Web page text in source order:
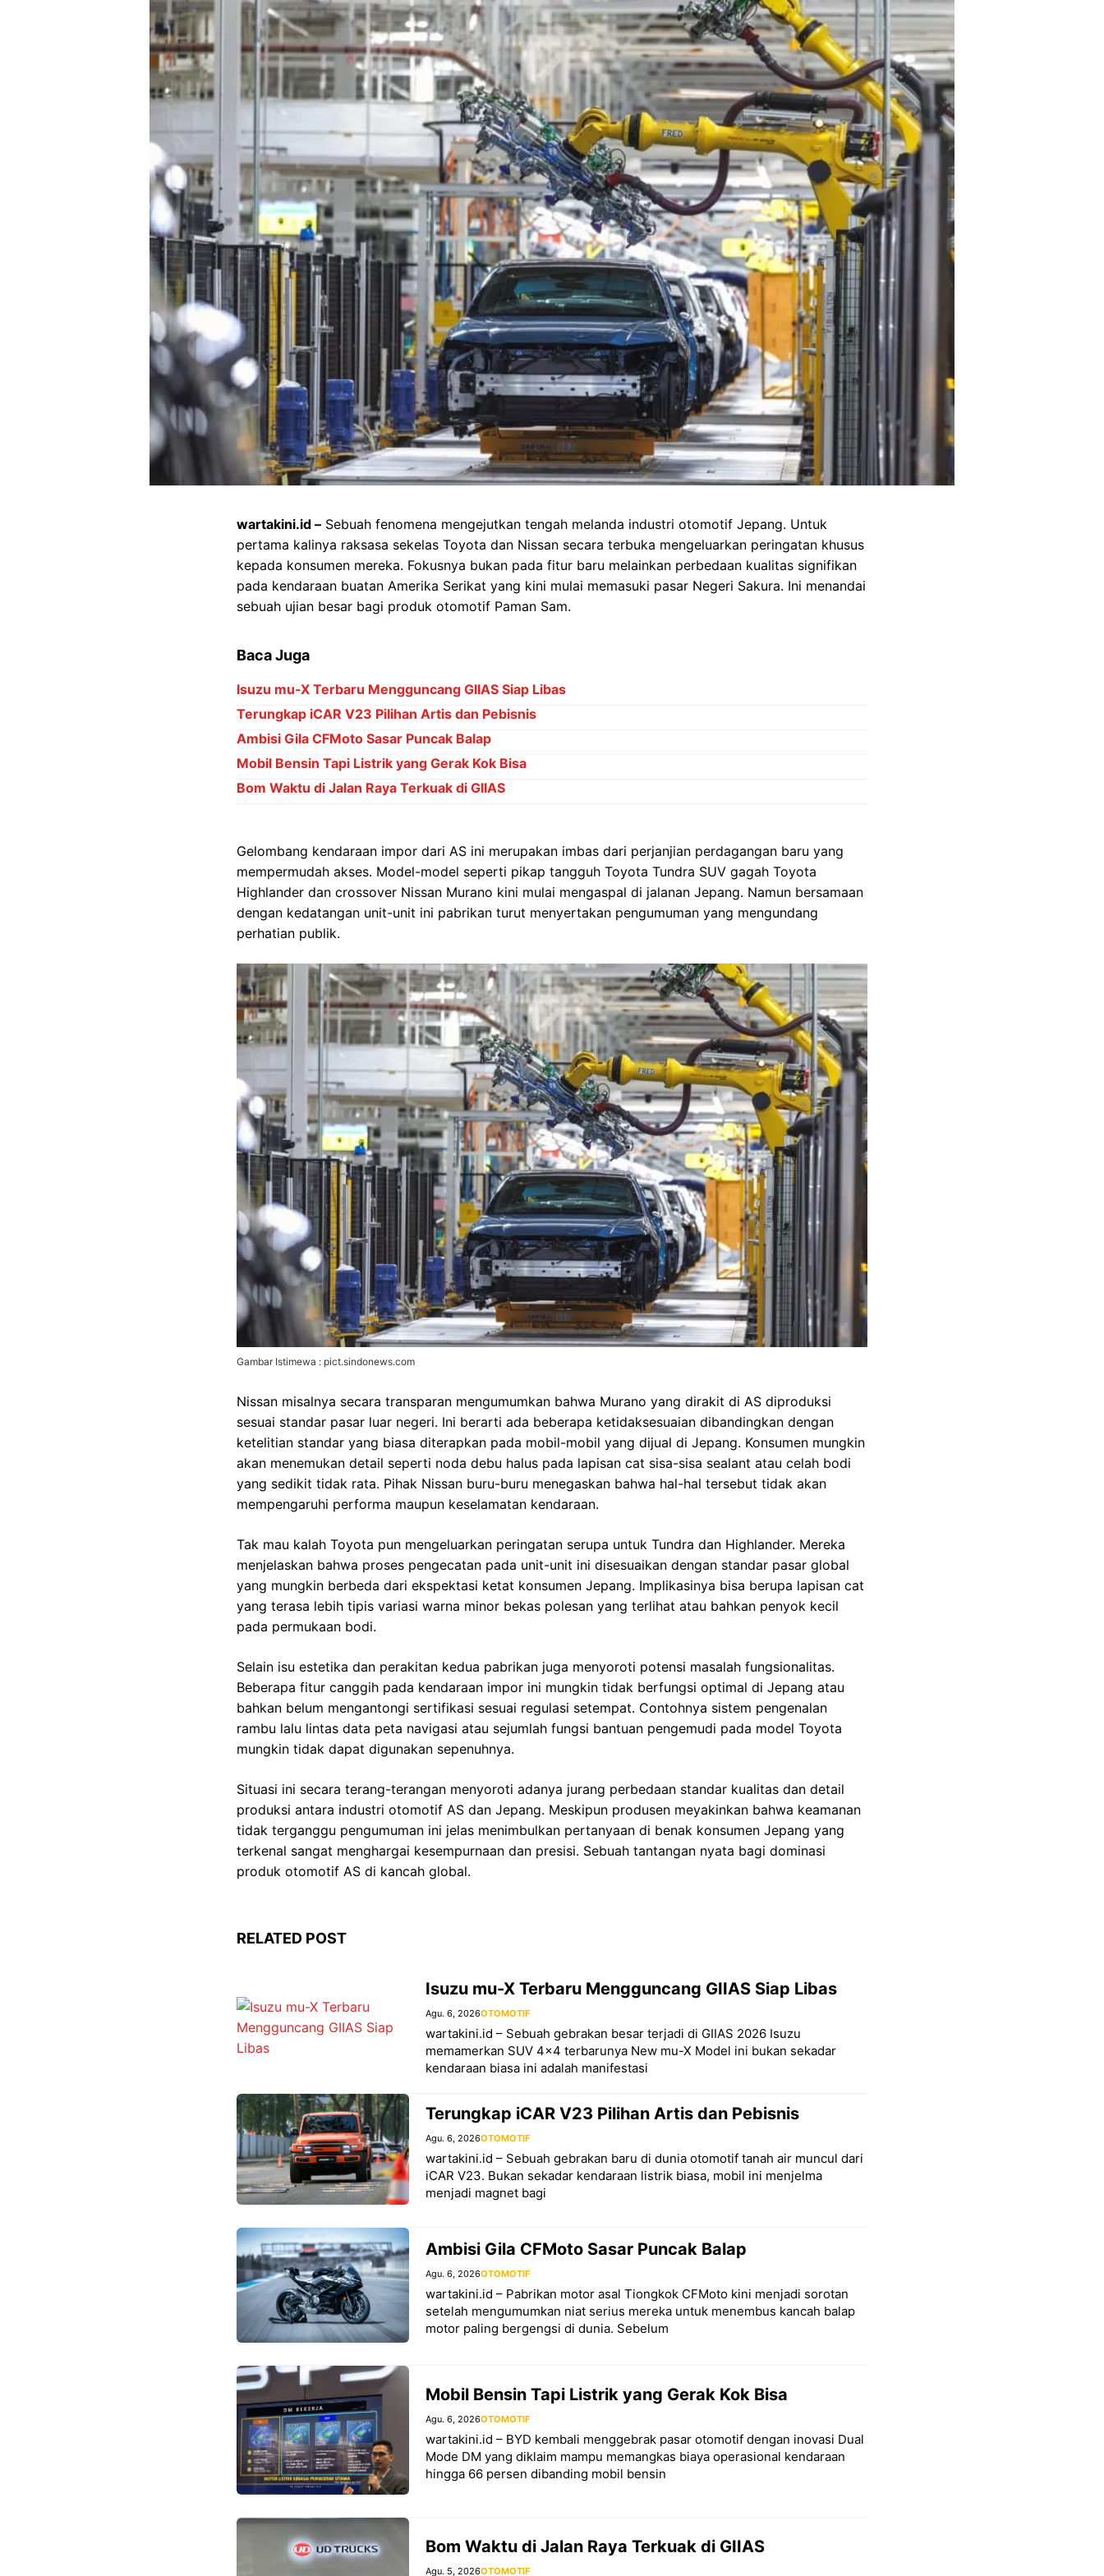
wartakini.id – Sebuah fenomena mengejutkan tengah melanda industri otomotif Jepang. Untuk
pertama kalinya raksasa sekelas Toyota dan Nissan secara terbuka mengeluarkan peringatan khusus
kepada konsumen mereka. Fokusnya bukan pada fitur baru melainkan perbedaan kualitas signifikan
pada kendaraan buatan Amerika Serikat yang kini mulai memasuki pasar Negeri Sakura. Ini menandai
sebuah ujian besar bagi produk otomotif Paman Sam.
Baca Juga
Isuzu mu-X Terbaru Mengguncang GIIAS Siap Libas
Terungkap iCAR V23 Pilihan Artis dan Pebisnis
Ambisi Gila CFMoto Sasar Puncak Balap
Mobil Bensin Tapi Listrik yang Gerak Kok Bisa
Bom Waktu di Jalan Raya Terkuak di GIIAS
Gelombang kendaraan impor dari AS ini merupakan imbas dari perjanjian perdagangan baru yang
mempermudah akses. Model-model seperti pikap tangguh Toyota Tundra SUV gagah Toyota
Highlander dan crossover Nissan Murano kini mulai mengaspal di jalanan Jepang. Namun bersamaan
dengan kedatangan unit-unit ini pabrikan turut menyertakan pengumuman yang mengundang
perhatian publik.
Gambar Istimewa : pict.sindonews.com
Nissan misalnya secara transparan mengumumkan bahwa Murano yang dirakit di AS diproduksi
sesuai standar pasar luar negeri. Ini berarti ada beberapa ketidaksesuaian dibandingkan dengan
ketelitian standar yang biasa diterapkan pada mobil-mobil yang dijual di Jepang. Konsumen mungkin
akan menemukan detail seperti noda debu halus pada lapisan cat sisa-sisa sealant atau celah bodi
yang sedikit tidak rata. Pihak Nissan buru-buru menegaskan bahwa hal-hal tersebut tidak akan
mempengaruhi performa maupun keselamatan kendaraan.
Tak mau kalah Toyota pun mengeluarkan peringatan serupa untuk Tundra dan Highlander. Mereka
menjelaskan bahwa proses pengecatan pada unit-unit ini disesuaikan dengan standar pasar global
yang mungkin berbeda dari ekspektasi ketat konsumen Jepang. Implikasinya bisa berupa lapisan cat
yang terasa lebih tipis variasi warna minor bekas polesan yang terlihat atau bahkan penyok kecil
pada permukaan bodi.
Selain isu estetika dan perakitan kedua pabrikan juga menyoroti potensi masalah fungsionalitas.
Beberapa fitur canggih pada kendaraan impor ini mungkin tidak berfungsi optimal di Jepang atau
bahkan belum mengantongi sertifikasi sesuai regulasi setempat. Contohnya sistem pengenalan
rambu lalu lintas data peta navigasi atau sejumlah fungsi bantuan pengemudi pada model Toyota
mungkin tidak dapat digunakan sepenuhnya.
Situasi ini secara terang-terangan menyoroti adanya jurang perbedaan standar kualitas dan detail
produksi antara industri otomotif AS dan Jepang. Meskipun produsen meyakinkan bahwa keamanan
tidak terganggu pengumuman ini jelas menimbulkan pertanyaan di benak konsumen Jepang yang
terkenal sangat menghargai kesempurnaan dan presisi. Sebuah tantangan nyata bagi dominasi
produk otomotif AS di kancah global.
RELATED POST
Isuzu mu-X Terbaru Mengguncang GIIAS Siap Libas
Agu. 6, 2026OTOMOTIF
wartakini.id – Sebuah gebrakan besar terjadi di GIIAS 2026 Isuzu
memamerkan SUV 4×4 terbarunya New mu-X Model ini bukan sekadar
kendaraan biasa ini adalah manifestasi
Terungkap iCAR V23 Pilihan Artis dan Pebisnis
Agu. 6, 2026OTOMOTIF
wartakini.id – Sebuah gebrakan baru di dunia otomotif tanah air muncul dari
iCAR V23. Bukan sekadar kendaraan listrik biasa, mobil ini menjelma
menjadi magnet bagi
Ambisi Gila CFMoto Sasar Puncak Balap
Agu. 6, 2026OTOMOTIF
wartakini.id – Pabrikan motor asal Tiongkok CFMoto kini menjadi sorotan
setelah mengumumkan niat serius mereka untuk menembus kancah balap
motor paling bergengsi di dunia. Sebelum
Mobil Bensin Tapi Listrik yang Gerak Kok Bisa
Agu. 6, 2026OTOMOTIF
wartakini.id – BYD kembali menggebrak pasar otomotif dengan inovasi Dual
Mode DM yang diklaim mampu memangkas biaya operasional kendaraan
hingga 66 persen dibanding mobil bensin
Bom Waktu di Jalan Raya Terkuak di GIIAS
Agu. 5, 2026OTOMOTIF